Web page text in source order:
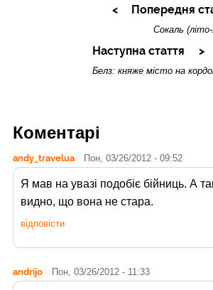
Попередня
Сокаль
Наступна стаття
Белз: княже місто на
Коментарі
andy_travelua Пон, 03/26/2012 - 09:52
Я мав на увазі подобіє бійниць. А
видно, що вона не стара.
відповісти
andrijo Пон, 03/26/2012 - 11:33